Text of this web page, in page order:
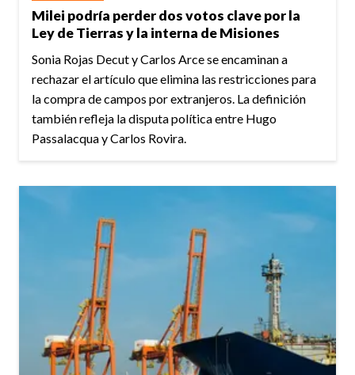
Milei podría perder dos votos clave por la
Ley de Tierras y la interna de Misiones
Sonia Rojas Decut y Carlos Arce se encaminan a
rechazar el artículo que elimina las restricciones para
la compra de campos por extranjeros. La definición
también refleja la disputa política entre Hugo
Passalacqua y Carlos Rovira.